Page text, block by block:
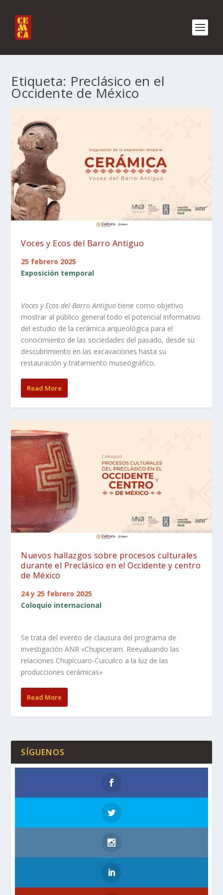
Etiqueta: Preclásico en el
Occidente de México
Voces y Ecos del Barro Antiguo
25 febrero 2025
Exposición temporal
Voces y Ecos del Barro Antiguo tiene como objetivo
mostrar al público general todo el potencial informativo
del estudio de la cerámica arqueológica para el
conocimiento de las sociedades del pasado, desde su
descubrimiento en las excavaciones hasta su
restauración y tratamiento museográfico.
Read More
Nuevos hallazgos sobre procesos culturales
durante el Preclásico en el Occidente y centro
de México
24 y 25 febrero 2025
Coloquio internacional
Se trata del evento de clausura del programa de
investigación ANR «Chupiceram. Reevaluando las
relaciones Chupícuaro-Cuicuilco a la luz de las
producciones cerámicas»
Read More
SÍGUENOS